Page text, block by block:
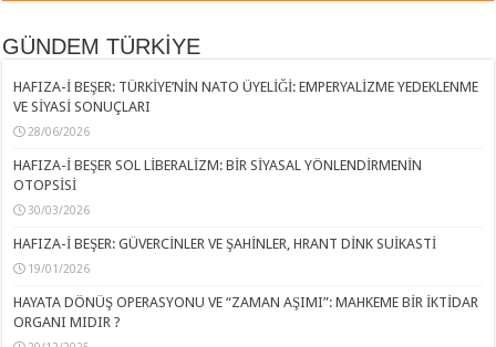
GÜNDEM TÜRKİYE
HAFIZA-İ BEŞER: TÜRKİYE’NİN NATO ÜYELİĞİ: EMPERYALİZME YEDEKLENME
VE SİYASİ SONUÇLARI
28/06/2026
HAFIZA-İ BEŞER SOL LİBERALİZM: BİR SİYASAL YÖNLENDİRMENİN
OTOPSİSİ
30/03/2026
HAFIZA-İ BEŞER: GÜVERCİNLER VE ŞAHİNLER, HRANT DİNK SUİKASTİ
19/01/2026
HAYATA DÖNÜŞ OPERASYONU VE “ZAMAN AŞIMI”: MAHKEME BİR İKTİDAR
ORGANI MIDIR ?